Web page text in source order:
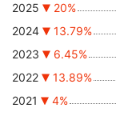
2025 20%
2024
13.79%
2023
6.45%
2022
13.89%
2021
4%